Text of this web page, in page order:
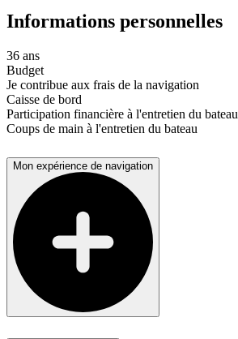
Informations personnelles
36 ans
Budget
Je contribue aux frais de la navigation
Caisse de bord
Participation financière à l'entretien du bateau
Coups de main à l'entretien du bateau
Mon expérience de navigation